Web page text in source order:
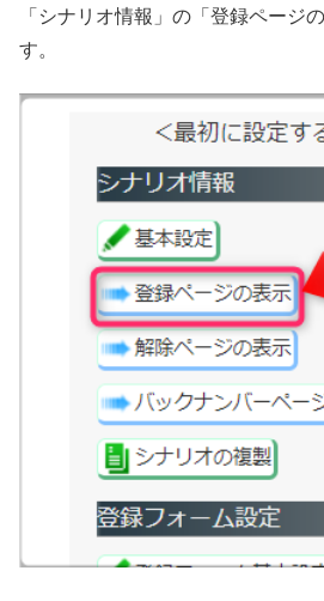
「シナリオ情報」の「登録ページ
す。